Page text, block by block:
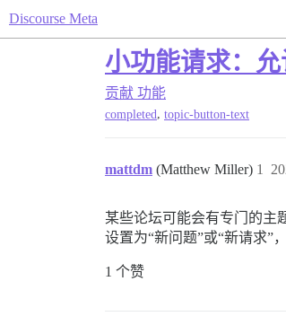
Discourse Meta
小功能请求：
贡献 功能
completed, topic-button-text
mattdm (Matthew Miller) 1
某些论坛可能会有专门的主
设置为“新问题”或“新请求”
1 个赞